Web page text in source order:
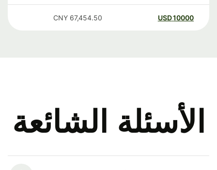
10000
USD
67,454.50
CNY
الأسئلة الشائعة